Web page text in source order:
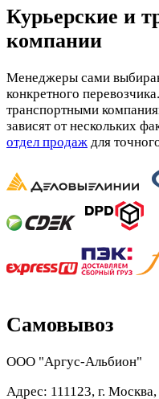
Курьерские и
компании
Менеджеры сами
конкретного
транспортными
зависят от нескольких
отдел продаж для
Самовывоз
ООО "Аргус-Альбион"
Адрес: 111123, г.